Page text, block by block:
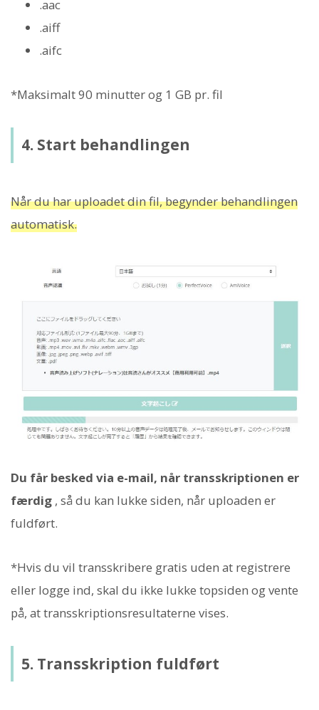
.aac
.aiff
.aifc
*Maksimalt 90 minutter og 1 GB pr. fil
4. Start behandlingen
Når du har uploadet din fil, begynder behandlingen
automatisk.
Du får besked via e-mail, når transskriptionen er
færdig , så du kan lukke siden, når uploaden er
fuldført.
*Hvis du vil transskribere gratis uden at registrere
eller logge ind, skal du ikke lukke topsiden og vente
på, at transskriptionsresultaterne vises.
5. Transskription fuldført